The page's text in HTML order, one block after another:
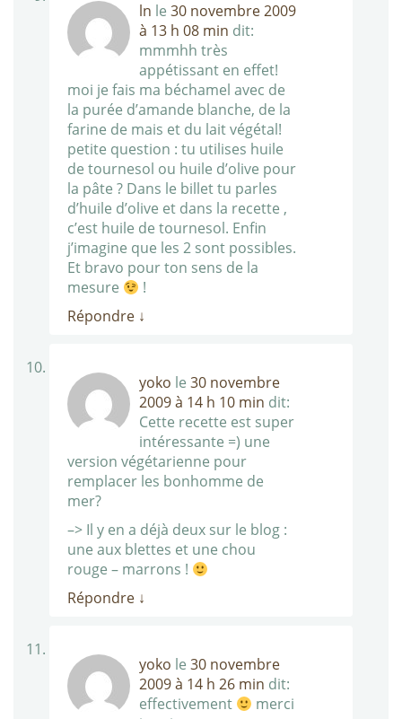
ln le 30 novembre 2009
à 13 h 08 min dit:
mmmhh très
appétissant en effet!
moi je fais ma béchamel avec de
la purée d’amande blanche, de la
farine de mais et du lait végétal!
petite question : tu utilises huile
de tournesol ou huile d’olive pour
la pâte ? Dans le billet tu parles
d’huile d’olive et dans la recette ,
c’est huile de tournesol. Enfin
j’imagine que les 2 sont possibles.
Et bravo pour ton sens de la
mesure
!
Répondre ↓
yoko le 30 novembre
2009 à 14 h 10 min dit:
Cette recette est super
intéressante =) une
version végétarienne pour
remplacer les bonhomme de
mer?
–> Il y en a déjà deux sur le blog :
une aux blettes et une chou
rouge – marrons !
Répondre ↓
yoko le 30 novembre
2009 à 14 h 26 min dit:
effectivement
merci